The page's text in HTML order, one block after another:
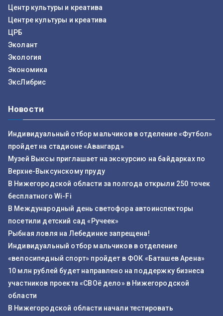
Центр культуры и креатива
Центре культуры и креатива
ЦРБ
Эколант
Экология
Экономика
ЭксЛибрис
Новости
Индивидуальный отбор мальчиков в отделение «Футбол»
пройдет на стадионе «Авангард»
Музей Выксы приглашает на экскурсию на байдарках по
Верхне-Выксунскому пруду
В Нижегородской области за полгода открыли 250 точек
бесплатного Wi-Fi
В Международный день светофора автоинспекторы
посетили детский сад «Ручеек»
Рыбная ловля на Лебединке запрещена!
Индивидуальный отбор мальчиков в отделение
«велосипедный спорт» пройдет в ФОК «Баташев Арена»
10 млн рублей будет направлено на поддержку бизнеса
участников проекта «СВОё дело» в Нижегородской
области
В Нижегородской области начали тестировать